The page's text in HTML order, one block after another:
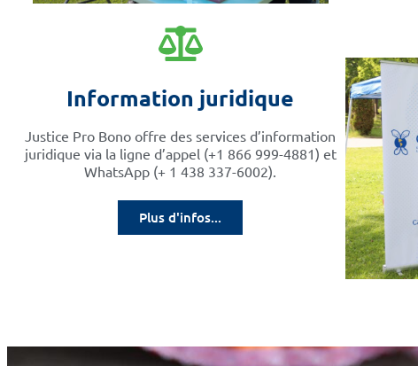
Information juridique
Justice Pro Bono offre des services d’information
juridique via la ligne d’appel (+1 866 999-4881) et
WhatsApp (+ 1 438 337-6002).
Plus d'infos...